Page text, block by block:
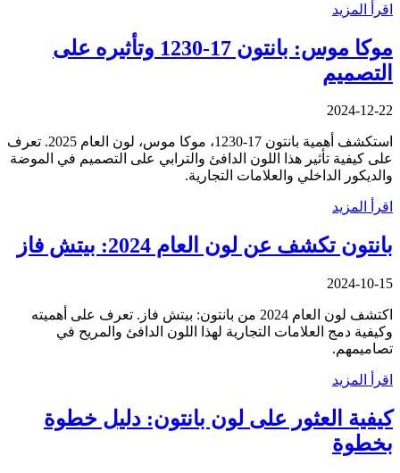
اقرأ المزيد
موكا موس: بانتون 17-1230 وتأثيره على
التصميم
2024-12-22
استكشف أهمية بانتون 17-1230، موكا موس، لون العام 2025. تعرف
على كيفية تأثير هذا اللون الدافئ والترابي على التصميم في الموضة
والديكور الداخلي والعلامات التجارية.
اقرأ المزيد
بانتون تكشف عن لون العام 2024: بيتش فاز
2024-10-15
اكتشف لون العام 2024 من بانتون: بيتش فاز. تعرف على أهميته
وكيفية دمج العلامات التجارية لهذا اللون الدافئ والمريح في
تصاميمهم.
اقرأ المزيد
كيفية العثور على لون بانتون: دليل خطوة
بخطوة